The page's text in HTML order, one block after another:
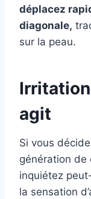
déplacez
diagonale,
sur la peau.
agit
Si vous
génération de
inquiétez
la sensation